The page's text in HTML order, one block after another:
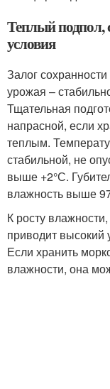
Теплый подпол,
условия
Залог
урожая –
Тщательная
напрасной, если
теплым.
стабильной, не
выше +2°С.
влажность выше
К росту
приводит высокий
Если хранить
влажности, она